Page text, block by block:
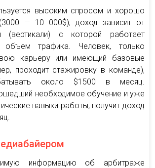
высоким спросом и хорошо
(3000 — 10 000$), доход зависит от
(вертикали) с которой работает
объем трафика. Человек, только
карьеру или имеющий базовые
проходит стажировку в команде),
около $1500 в месяц.
необходимое обучение и уже
навыки работы, получит доход
информацию об арбитраже